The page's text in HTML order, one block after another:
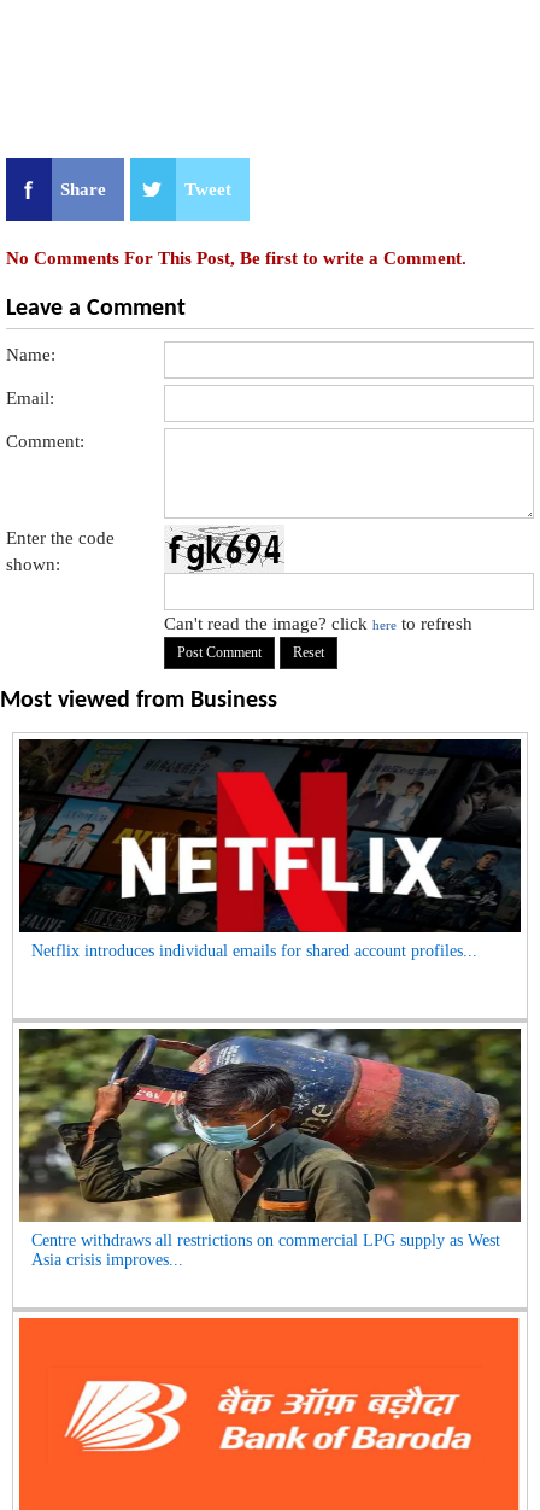
Share Tweet
No Comments For This Post, Be first to write a Comment.
Leave a Comment
Name:
Email:
Comment:
Enter the code
shown:
Can't read the image? clickhere to refresh
Most viewed from Business
Netflix introduces individual emails for shared account profiles...
Centre withdraws all restrictions on commercial LPG supply as West
Asia crisis improves...